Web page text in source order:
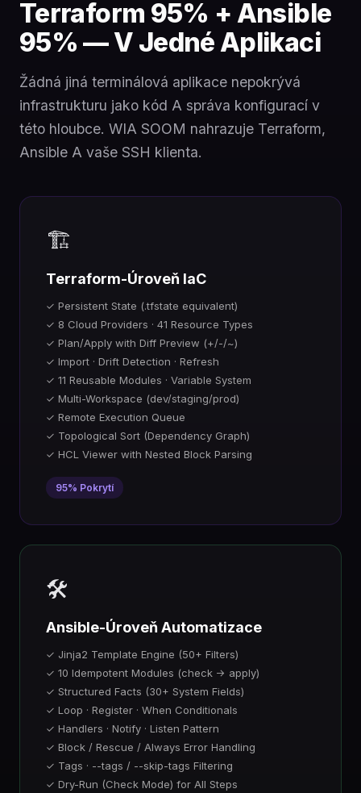
Terraform 95% + Ansible
95% — V Jedné Aplikaci
Žádná jiná terminálová aplikace nepokrývá
infrastrukturu jako kód A správa konfigurací v
této hloubce. WIA SOOM nahrazuje Terraform,
Ansible A vaše SSH klienta.
🏗️
Terraform-Úroveň IaC
✓ Persistent State (.tfstate equivalent)
✓ 8 Cloud Providers · 41 Resource Types
✓ Plan/Apply with Diff Preview (+/-/~)
✓ Import · Drift Detection · Refresh
✓ 11 Reusable Modules · Variable System
✓ Multi-Workspace (dev/staging/prod)
✓ Remote Execution Queue
✓ Topological Sort (Dependency Graph)
✓ HCL Viewer with Nested Block Parsing
95% Pokrytí
🛠️
Ansible-Úroveň Automatizace
✓ Jinja2 Template Engine (50+ Filters)
✓ 10 Idempotent Modules (check → apply)
✓ Structured Facts (30+ System Fields)
✓ Loop · Register · When Conditionals
✓ Handlers · Notify · Listen Pattern
✓ Block / Rescue / Always Error Handling
✓ Tags · --tags / --skip-tags Filtering
✓ Dry-Run (Check Mode) for All Steps